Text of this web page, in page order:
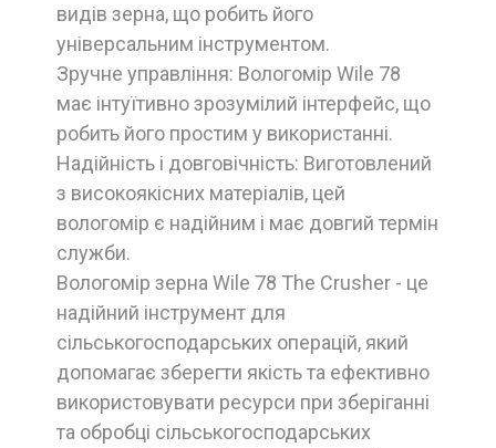
видів зерна, що робить його
універсальним інструментом.
Зручне управління: Вологомір Wile 78
має інтуїтивно зрозумілий інтерфейс, що
робить його простим у використанні.
Надійність і довговічність: Виготовлений
з високоякісних матеріалів, цей
вологомір є надійним і має довгий термін
служби.
Вологомір зерна Wile 78 The Crusher - це
надійний інструмент для
сільськогосподарських операцій, який
допомагає зберегти якість та ефективно
використовувати ресурси при зберіганні
та обробці сільськогосподарських